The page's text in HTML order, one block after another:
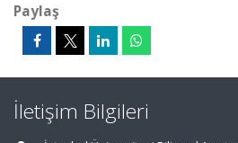
Paylaş
İletişim Bilgileri